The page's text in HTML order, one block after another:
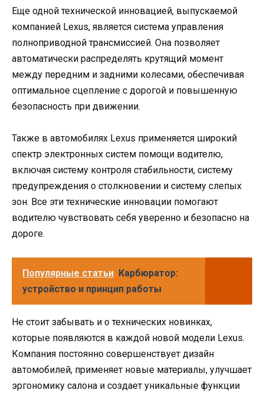
Еще одной технической инновацией, выпускаемой
компанией Lexus, является система управления
полноприводной трансмиссией. Она позволяет
автоматически распределять крутящий момент
между передним и задними колесами, обеспечивая
оптимальное сцепление с дорогой и повышенную
безопасность при движении.
Также в автомобилях Lexus применяется широкий
спектр электронных систем помощи водителю,
включая систему контроля стабильности, систему
предупреждения о столкновении и систему слепых
зон. Все эти технические инновации помогают
водителю чувствовать себя уверенно и безопасно на
дороге.
Популярные статьи Карбюратор:
устройство и принцип работы
Не стоит забывать и о технических новинках,
которые появляются в каждой новой модели Lexus.
Компания постоянно совершенствует дизайн
автомобилей, применяет новые материалы, улучшает
эргономику салона и создает уникальные функции